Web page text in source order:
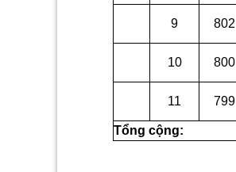
9 802
10 800
11 799
Tổng cộng: